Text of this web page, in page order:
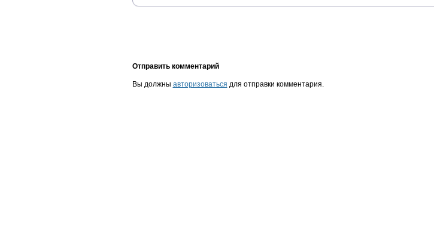
Отправить комментарий
Вы должны авторизоваться для отправки комментария.